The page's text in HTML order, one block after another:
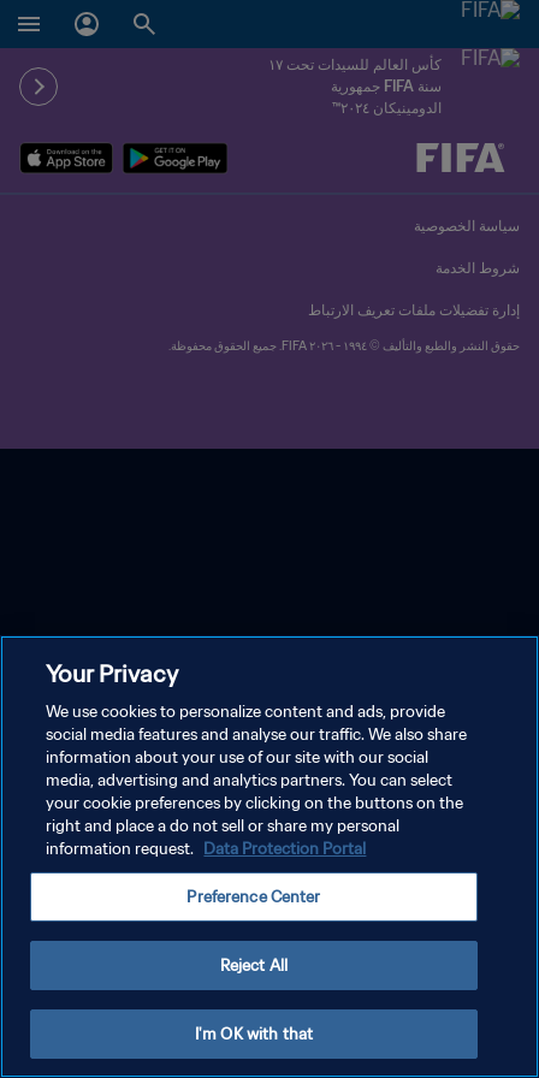
كأس العالم للسيدات تحت ١٧
سنة FIFA جمهورية
الدومينيكان ٢٠٢٤™
يُحدَّد لاحقاً ضد يُحدَّد لاحقاً
سياسة الخصوصية
شروط الخدمة
إدارة تفضيلات ملفات تعريف الارتباط
حقوق النشر والطبع والتأليف © ١٩٩٤ - ٢٠٢٦ FIFA. جميع الحقوق محفوظة.
Your Privacy
We use cookies to personalize content and ads, provide
social media features and analyse our traffic. We also share
information about your use of our site with our social
media, advertising and analytics partners. You can select
your cookie preferences by clicking on the buttons on the
right and place a do not sell or share my personal
information request. Data Protection Portal
Preference Center
Reject All
I'm OK with that